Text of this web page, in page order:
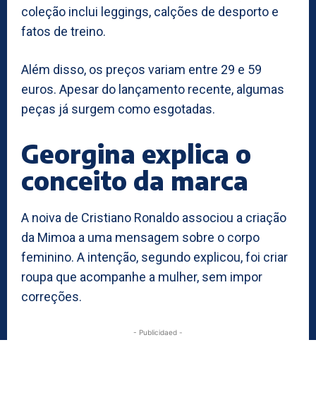
coleção inclui leggings, calções de desporto e
fatos de treino.
Além disso, os preços variam entre 29 e 59
euros. Apesar do lançamento recente, algumas
peças já surgem como esgotadas.
Georgina explica o
conceito da marca
A noiva de Cristiano Ronaldo associou a criação
da Mimoa a uma mensagem sobre o corpo
feminino. A intenção, segundo explicou, foi criar
roupa que acompanhe a mulher, sem impor
correções.
- Publicidaed -